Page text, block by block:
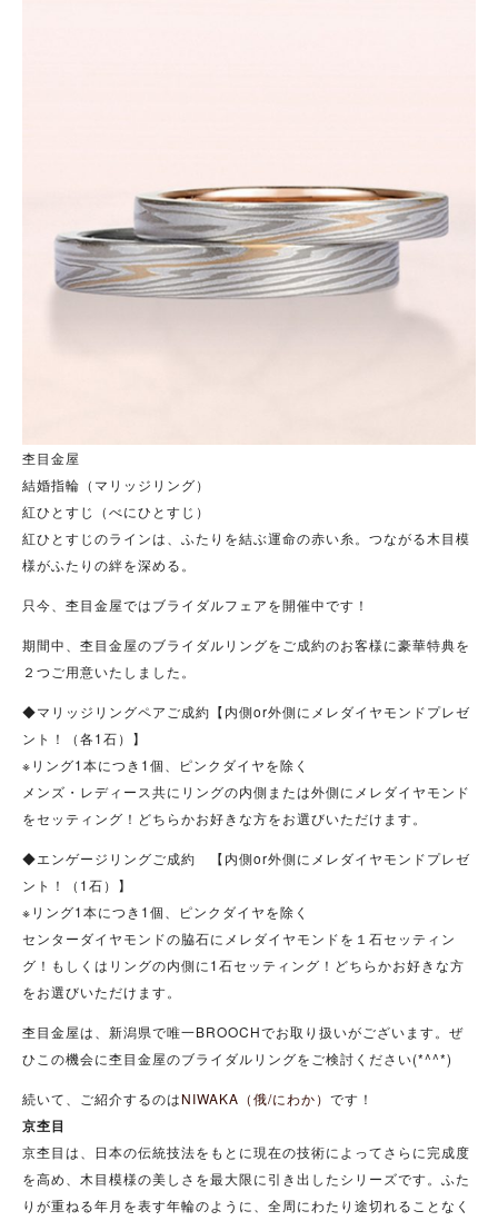
杢目金屋
結婚指輪（マリッジリング）
紅ひとすじ（べにひとすじ）
紅ひとすじのラインは、ふたりを結ぶ運命の赤い糸。つながる木目模
様がふたりの絆を深める。
只今、杢目金屋ではブライダルフェアを開催中です！
期間中、杢目金屋のブライダルリングをご成約のお客様に豪華特典を
２つご用意いたしました。
◆マリッジリングペアご成約【内側or外側にメレダイヤモンドプレゼ
ント！（各1石）】
※リング1本につき1個、ピンクダイヤを除く
メンズ・レディース共にリングの内側または外側にメレダイヤモンド
をセッティング！どちらかお好きな方をお選びいただけます。
◆エンゲージリングご成約 【内側or外側にメレダイヤモンドプレゼ
ント！（1石）】
※リング1本につき1個、ピンクダイヤを除く
センターダイヤモンドの脇石にメレダイヤモンドを１石セッティン
グ！もしくはリングの内側に1石セッティング！どちらかお好きな方
をお選びいただけます。
杢目金屋は、新潟県で唯一BROOCHでお取り扱いがございます。ぜ
ひこの機会に杢目金屋のブライダルリングをご検討ください(*^^*)
続いて、ご紹介するのはNIWAKA（俄/にわか） です！
京杢目
京杢目は、日本の伝統技法をもとに現在の技術によってさらに完成度
を高め、木目模様の美しさを最大限に引き出したシリーズです。ふた
りが重ねる年月を表す年輪のように、全周にわたり途切れることなく